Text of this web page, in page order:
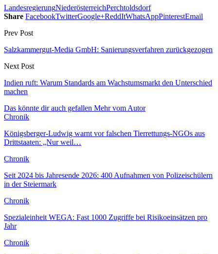
LandesregierungNiederösterreichPerchtoldsdorf
Share FacebookTwitterGoogle+ReddItWhatsAppPinterestEmail
Prev Post
Salzkammergut-Media GmbH: Sanierungsverfahren zurückgezogen
Next Post
Indien ruft: Warum Standards am Wachstumsmarkt den Unterschied
machen
Das könnte dir auch gefallen Mehr vom Autor
Chronik
Königsberger-Ludwig warnt vor falschen Tierrettungs-NGOs aus
Drittstaaten: „Nur weil…
Chronik
Seit 2024 bis Jahresende 2026: 400 Aufnahmen von Polizeischülern
in der Steiermark
Chronik
Spezialeinheit WEGA: Fast 1000 Zugriffe bei Risikoeinsätzen pro
Jahr
Chronik